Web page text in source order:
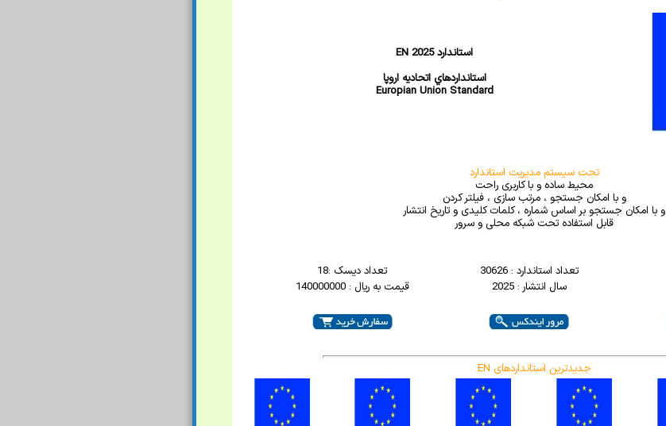
EN 2025 استاندارد
استانداردهاي اتحاديه اروپا
Europian Union Standard
تحت سیستم مدیریت استاندارد
محیط ساده و با کاربری راحت
و با امکان جستجو ، مرتب سازی ، فیلتر کردن
و با امکان جستجو بر اساس شماره ، کلمات کلیدی و تاریخ انتشار
قابل استفاده تحت شبکه محلی و سرور
تعداد دیسک :18 تعداد استاندارد : 30626
قیمت به ریال : 140000000
سال انتشار : 2025
EN جدیدترین استانداردهای